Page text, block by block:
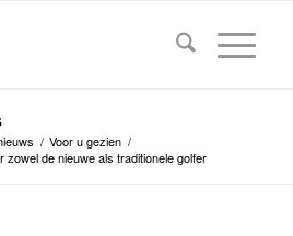
/ Voor u gezien /
de nieuwe als traditionele golfer